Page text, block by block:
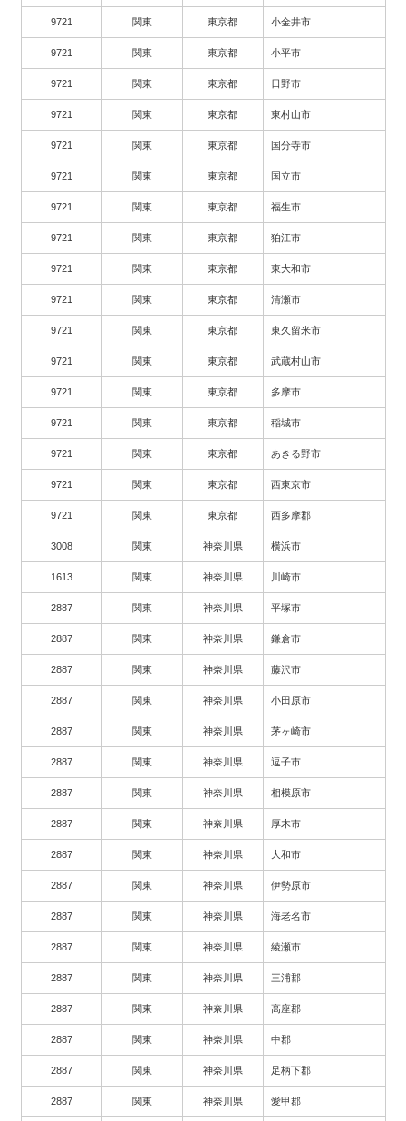
9721 関東 東京都 小金井市
9721 関東 東京都 小平市
9721 関東 東京都 日野市
9721 関東 東京都 東村山市
9721 関東 東京都 国分寺市
9721 関東 東京都 国立市
9721 関東 東京都 福生市
9721 関東 東京都 狛江市
9721 関東 東京都 東大和市
9721 関東 東京都 清瀬市
9721 関東 東京都 東久留米市
9721 関東 東京都 武蔵村山市
9721 関東 東京都 多摩市
9721 関東 東京都 稲城市
9721 関東 東京都 あきる野市
9721 関東 東京都 西東京市
9721 関東 東京都 西多摩郡
3008 関東 神奈川県 横浜市
1613 関東 神奈川県 川崎市
2887 関東 神奈川県 平塚市
2887 関東 神奈川県 鎌倉市
2887 関東 神奈川県 藤沢市
2887 関東 神奈川県 小田原市
2887 関東 神奈川県 茅ヶ崎市
2887 関東 神奈川県 逗子市
2887 関東 神奈川県 相模原市
2887 関東 神奈川県 厚木市
2887 関東 神奈川県 大和市
2887 関東 神奈川県 伊勢原市
2887 関東 神奈川県 海老名市
2887 関東 神奈川県 綾瀬市
2887 関東 神奈川県 三浦郡
2887 関東 神奈川県 高座郡
2887 関東 神奈川県 中郡
2887 関東 神奈川県 足柄下郡
2887 関東 神奈川県 愛甲郡